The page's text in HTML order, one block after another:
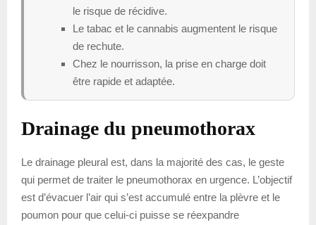
le risque de récidive.
Le tabac et le cannabis augmentent le risque
de rechute.
Chez le nourrisson, la prise en charge doit
être rapide et adaptée.
Drainage du pneumothorax
Le drainage pleural est, dans la majorité des cas, le geste
qui permet de traiter le pneumothorax en urgence. L’objectif
est d’évacuer l’air qui s’est accumulé entre la plèvre et le
poumon pour que celui-ci puisse se réexpandre